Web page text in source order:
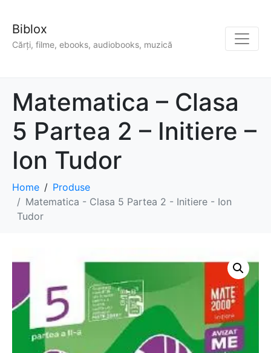
Biblox
Cărți, filme, ebooks, audiobooks, muzică
Matematica – Clasa
5 Partea 2 – Initiere –
Ion Tudor
Home
Produse
Matematica - Clasa 5 Partea 2 - Initiere - Ion
Tudor